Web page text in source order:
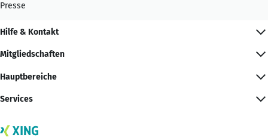
Presse
Hilfe & Kontakt
Mitgliedschaften
Hauptbereiche
Services